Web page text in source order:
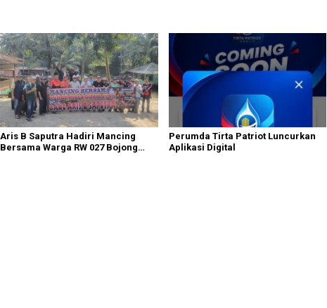
Aris B Saputra Hadiri Mancing
Bersama Warga RW 027 Bojong
Perumda Tirta Patriot Luncurkan
Aplikasi Digital